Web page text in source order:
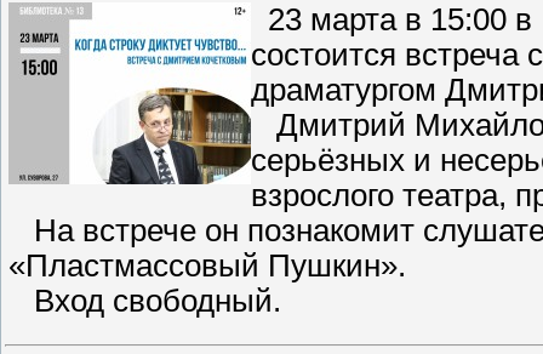
23 марта в 15:00
состоится встреча
драматургом
Дмитрий
серьёзных и
взрослого театра,
На встрече он познакомит
«Пластмассовый Пушкин».
Вход свободный.